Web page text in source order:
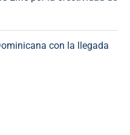
con la llegada